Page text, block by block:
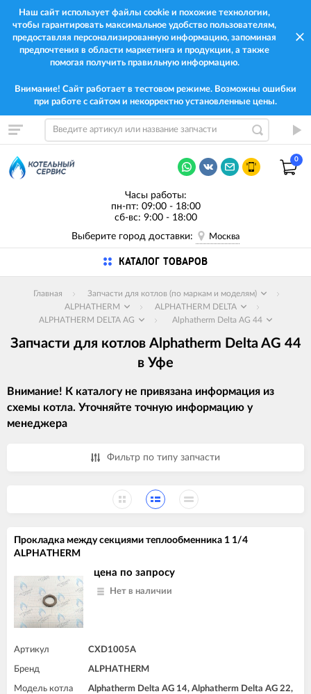
Наш сайт использует файлы cookie и похожие технологии,
чтобы гарантировать максимальное удобство пользователям,
предоставляя персонализированную информацию, запоминая
предпочтения в области маркетинга и продукции, а также
помогая получить правильную информацию.
Внимание! Сайт работает в тестовом режиме. Возможны ошибки
при работе с сайтом и некорректно установленные цены.
0
Часы работы:
пн-пт: 09:00 - 18:00
сб-вс: 9:00 - 18:00
Выберите город доставки:
Москва
КАТАЛОГ ТОВАРОВ
Главная
Запчасти для котлов (по маркам и моделям)
ALPHATHERM
ALPHATHERM DELTA
ALPHATHERM DELTA AG
Alphatherm Delta AG 44
Запчасти для котлов Alphatherm Delta AG 44
в Уфе
Внимание! К каталогу не привязана информация из
схемы котла. Уточняйте точную информацию у
менеджера
Фильтр по типу запчасти
Прокладка между секциями теплообменника 1 1/4
ALPHATHERM
цена по запросу
Нет в наличии
Артикул CXD1005A
Бренд ALPHATHERM
Модель котла
Alphatherm Delta AG 14, Alphatherm Delta AG 22,